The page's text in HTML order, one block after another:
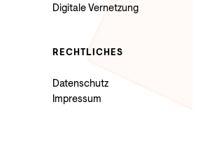
Digitale Vernetzung
RECHTLICHES
Datenschutz
Impressum